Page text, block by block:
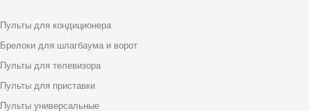
Пульты для кондиционера
Брелоки для шлагбаума и ворот
Пульты для телевизора
Пульты для приставки
Пульты универсальные